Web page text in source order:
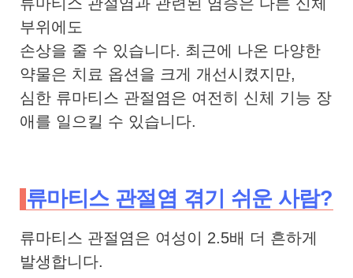
부위에도
손상을 줄 수 있습니다. 최근에 나온 다양한
약물은 치료 옵션을 크게 개선시켰지만,
심한 류마티스 관절염은 여전히 신체 기능 장
애를 일으킬 수 있습니다.
류마티스 관절염 겪기 쉬운 사람?
류마티스 관절염은 여성이 2.5배 더 흔하게
발생합니다.